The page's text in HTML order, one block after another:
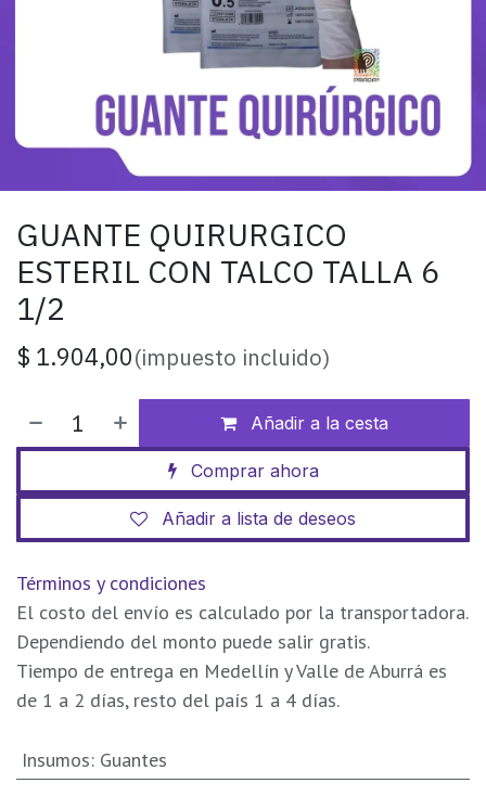
GUANTE QUIRURGICO
ESTERIL CON TALCO TALLA 6
1/2
$ 1.904,00(impuesto incluido)
Añadir a la cesta
Comprar ahora
Añadir a lista de deseos
Términos y condiciones
El costo del envío es calculado por la transportadora.
Dependiendo del monto puede salir gratis.
Tiempo de entrega en Medellín y Valle de Aburrá es
de 1 a 2 días, resto del país 1 a 4 días.
Insumos: Guantes